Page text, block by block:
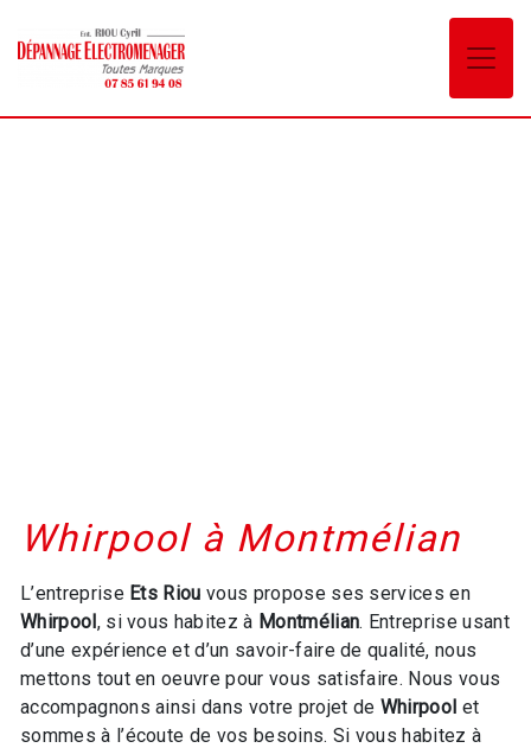
Whirpool à Montmélian
L’entreprise Ets Riou vous propose ses services en
Whirpool, si vous habitez à Montmélian. Entreprise usant
d’une expérience et d’un savoir-faire de qualité, nous
mettons tout en oeuvre pour vous satisfaire. Nous vous
accompagnons ainsi dans votre projet de Whirpool et
sommes à l’écoute de vos besoins. Si vous habitez à